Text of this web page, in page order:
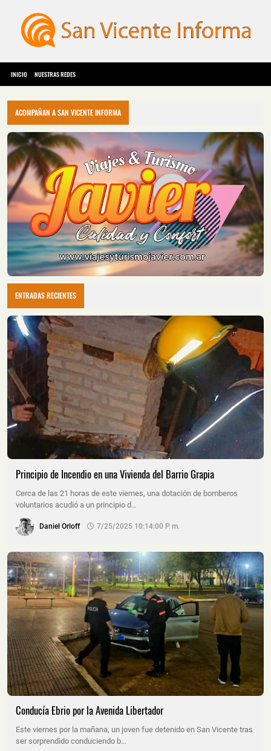
INICIO NUESTRAS REDES
ACOMPAÑAN A SAN VICENTE INFORMA
ENTRADAS RECIENTES
Principio de Incendio en una Vivienda del Barrio Grapia
Cerca de las 21 horas de este viernes, una dotación de bomberos
voluntarios acudió a un principio d…
Daniel Orloff 7/25/2025 10:14:00 P. M.
Conducía Ebrio por la Avenida Libertador
Este viernes por la mañana, un joven fue detenido en San Vicente tras
ser sorprendido conduciendo b…